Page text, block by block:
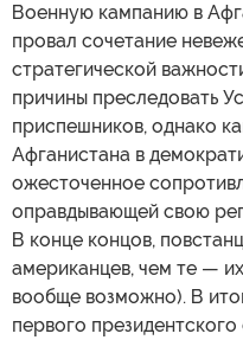
Военную кампанию в
провал сочетание
стратегической
причины преследовать
приспешников, однако
Афганистана в
ожесточенное
оправдывающей свою
В конце концов,
американцев, чем те —
вообще возможно). В
первого